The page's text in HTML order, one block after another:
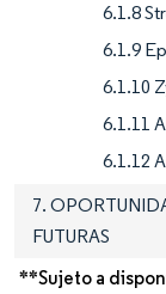
6.1.8
6.1.9
6.1.10
6.1.11
6.1.12
7.
FUTURAS
**Sujeto a